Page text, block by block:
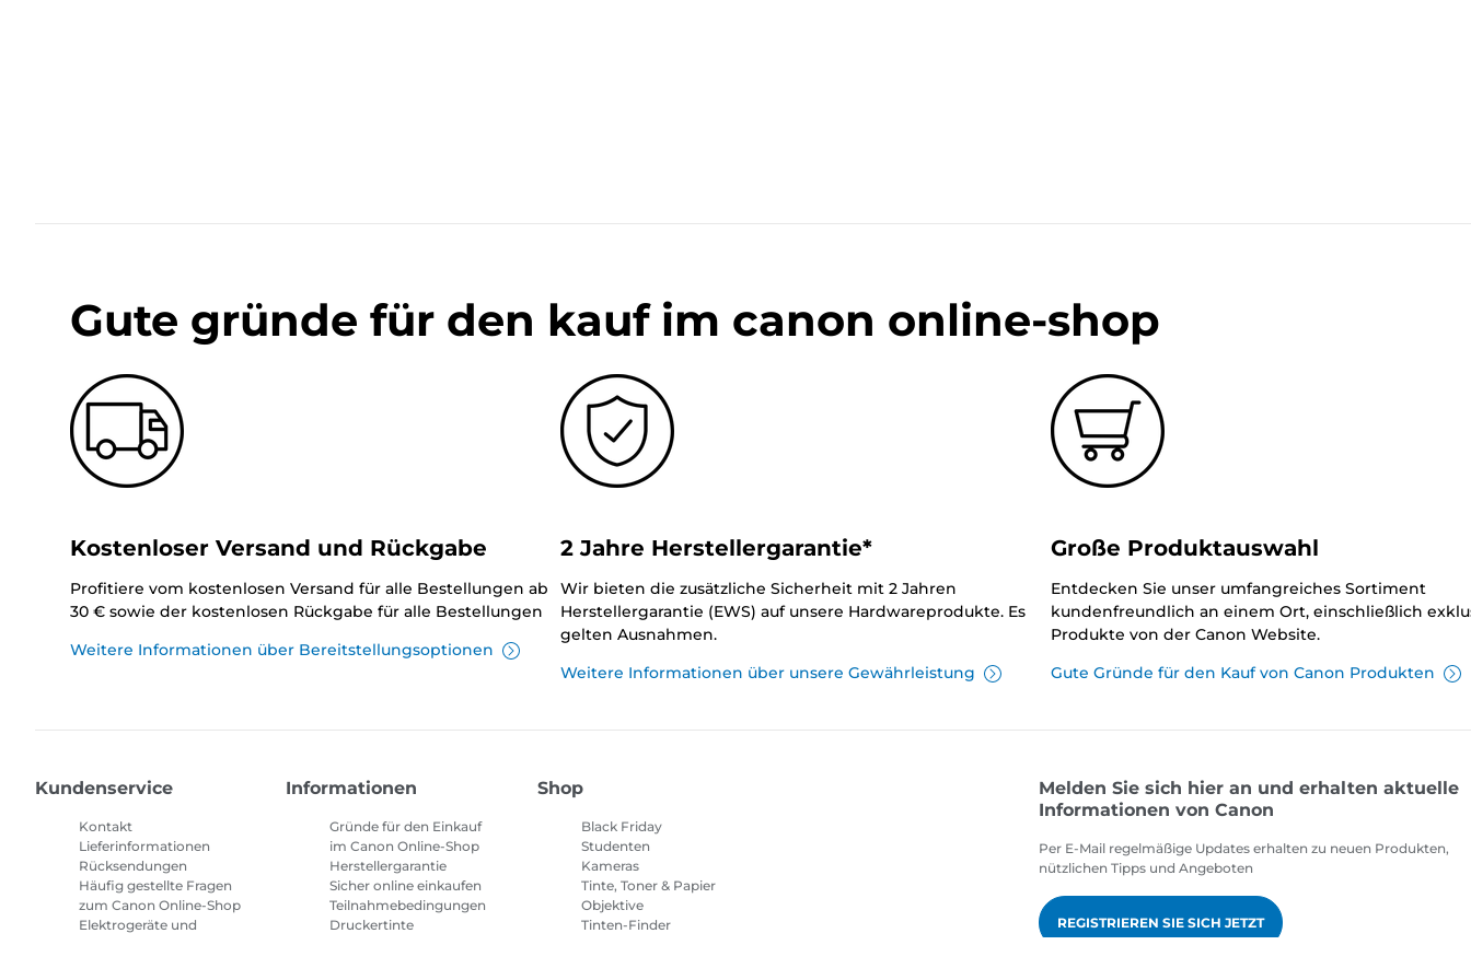
Gute gründe für den kauf im canon online-shop
Kostenloser Versand und Rückgabe
Profitiere vom kostenlosen Versand für alle Bestellungen ab
30 € sowie der kostenlosen Rückgabe für alle Bestellungen
Weitere Informationen über Bereitstellungsoptionen
2 Jahre Herstellergarantie*
Wir bieten die zusätzliche Sicherheit mit 2 Jahren
Herstellergarantie (EWS) auf unsere Hardwareprodukte. Es
gelten Ausnahmen.
Weitere Informationen über unsere Gewährleistung
Große Produktauswahl
Entdecken Sie unser umfangreiches Sortiment
kundenfreundlich an einem Ort, einschließlich
Produkte von der Canon Website.
Gute Gründe für den Kauf von Canon Produkten
Kundenservice
Kontakt
Lieferinformationen
Rücksendungen
Häufig gestellte Fragen
zum Canon Online-Shop
Elektrogeräte und
Informationen
Gründe für den Einkauf
im Canon Online-Shop
Herstellergarantie
Sicher online einkaufen
Teilnahmebedingungen
Druckertinte
Shop
Black Friday
Studenten
Kameras
Tinte, Toner & Papier
Objektive
Tinten-Finder
Melden Sie sich hier an und erhalten aktuelle
Informationen von Canon
Per E-Mail regelmäßige Updates erhalten zu neuen Produkten,
nützlichen Tipps und Angeboten
REGISTRIEREN SIE SICH JETZT